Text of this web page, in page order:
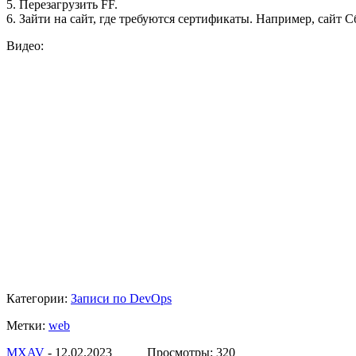
5. Перезагрузить FF.
6. Зайти на сайт, где требуются сертификаты. Например, сайт
Видео:
Категории: Записи по DevOps
Метки: web
МXAV - 12.02.2023 Просмотры: 320